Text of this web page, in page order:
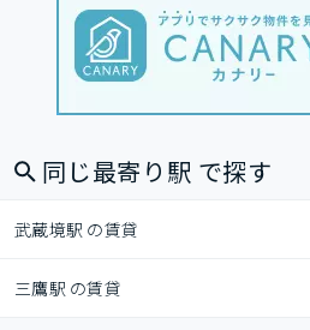
同じ最寄り駅 で探す
武蔵境駅 の賃貸
三鷹駅 の賃貸